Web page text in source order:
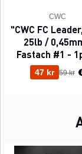
CWC
"CWC FC
25lb /
Fastach #1 -
47 kr 59 kr